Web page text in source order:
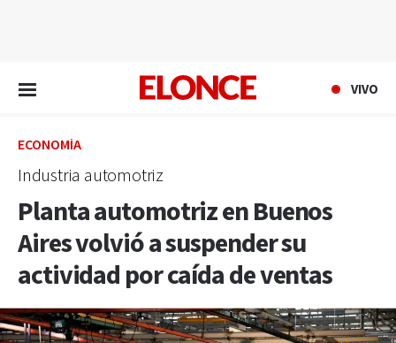
VIVO
ECONOMÍA
Industria automotriz
Planta automotriz en Buenos
Aires volvió a suspender su
actividad por caída de ventas